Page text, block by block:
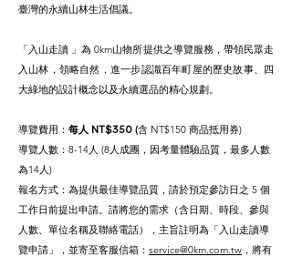
臺灣的永續山林生活倡議。
「入山走讀 」為 0km山物所提供之導覽服務，帶領民眾走
入山林，領略自然，進一步認識百年町屋的歷史故事、四
大綠地的設計概念以及永續選品的精心規劃。
導覽費用： 每人 NT$350 (含 NT$150 商品抵用券)
導覽人數：8-14人 (8人成團，因考量體驗品質，最多人數
為14人)
報名方式：為提供最佳導覽品質，請於預定參訪日之 5 個
工作日前提出申請。請將您的需求（含日期、時段、參與
人數、單位名稱及聯絡電話），主旨註明為「入山走讀導
覽申請」，並寄至客服信箱： service@0km.com.tw ，將有